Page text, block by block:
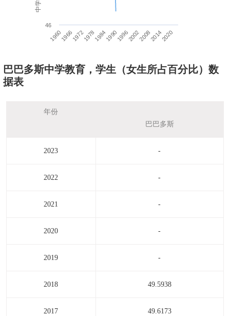
19601966197219781984199019962002200820142020
46
巴巴多斯中学教育，学生（女生所占百分比）数
据表
年份
巴巴多斯
2023 -
2022 -
2021 -
2020 -
2019 -
2018 49.5938
2017 49.6173